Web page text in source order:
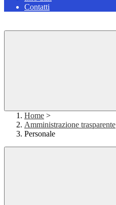
Contatti
Home >
Amministrazione trasparente
Personale